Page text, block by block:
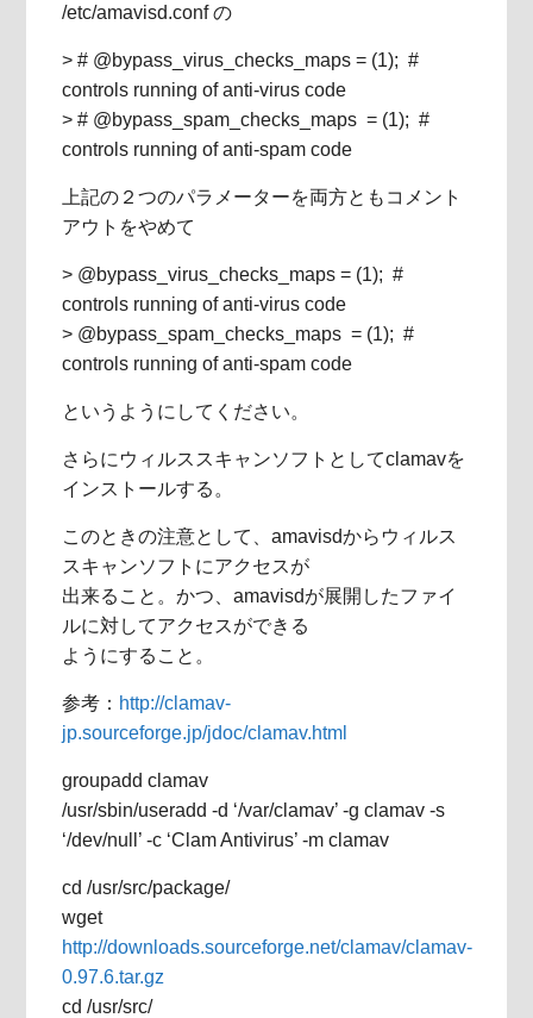
/etc/amavisd.conf の
> # @bypass_virus_checks_maps = (1); #
controls running of anti-virus code
> # @bypass_spam_checks_maps = (1); #
controls running of anti-spam code
上記の２つのパラメーターを両方ともコメント
アウトをやめて
> @bypass_virus_checks_maps = (1); #
controls running of anti-virus code
> @bypass_spam_checks_maps = (1); #
controls running of anti-spam code
というようにしてください。
さらにウィルススキャンソフトとしてclamavを
インストールする。
このときの注意として、amavisdからウィルス
スキャンソフトにアクセスが
出来ること。かつ、amavisdが展開したファイ
ルに対してアクセスができる
ようにすること。
参考： http://clamav-
jp.sourceforge.jp/jdoc/clamav.html
groupadd clamav
/usr/sbin/useradd -d ‘/var/clamav’ -g clamav -s
‘/dev/null’ -c ‘Clam Antivirus’ -m clamav
cd /usr/src/package/
wget
http://downloads.sourceforge.net/clamav/clamav-
0.97.6.tar.gz
cd /usr/src/